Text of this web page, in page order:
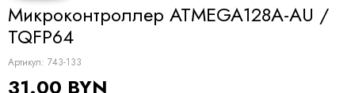
Стабилизаторы
Модули
Конденсаторы
Резисторы
Предохранители
Кварцевые резонаторы
Микроконтроллер ATMEGA128A-AU /
TQFP64
Артикул: 743-133
31.00 BYN